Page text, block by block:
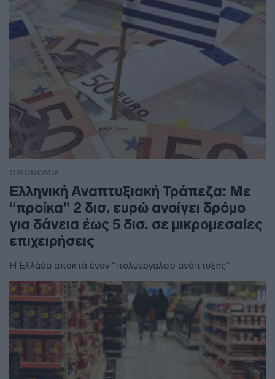
ΟΙΚΟΝΟΜΙΑ
Ελληνική Αναπτυξιακή Τράπεζα: Με
“προίκα” 2 δισ. ευρώ ανοίγει δρόμο
για δάνεια έως 5 δισ. σε μικρομεσαίες
επιχειρήσεις
Η Ελλάδα αποκτά έναν "πολυεργαλείο ανάπτυξης"